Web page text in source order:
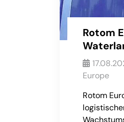
Rotom
Europe
Rotom